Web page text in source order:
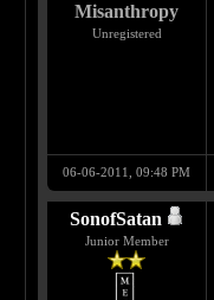
Misanthropy
Unregistered
06-06-2011, 09:48 PM
SonofSatan
Junior Member